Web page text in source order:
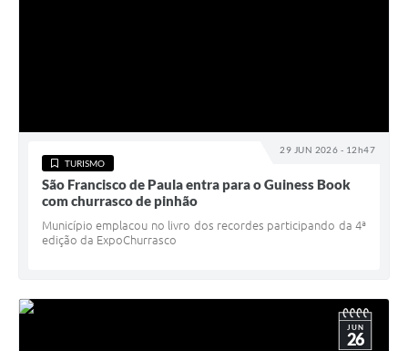
29 JUN 2026 - 12h47
TURISMO
São Francisco de Paula entra para o Guiness Book
com churrasco de pinhão
Município emplacou no livro dos recordes participando da 4ª
edição da ExpoChurrasco
JUN
26